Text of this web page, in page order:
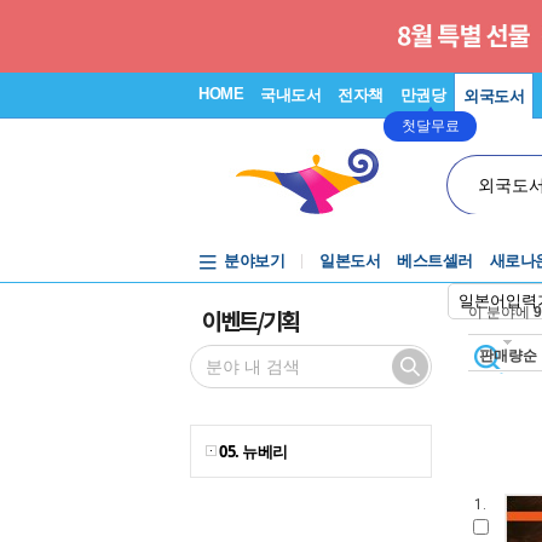
HOME 국내도서 전자책 만권당
첫달무료
외국도서
외국도
일본어입력
분야보기 일본도서 베스트셀러 새로나
이벤트/기획
05. 뉴베리
이 분야에
판매량순
1.